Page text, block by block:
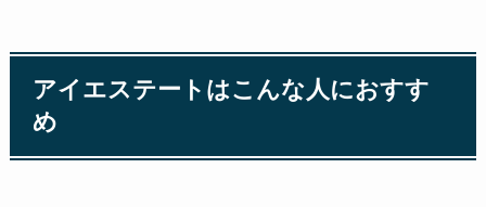
アイエステートはこんな人におすす
め